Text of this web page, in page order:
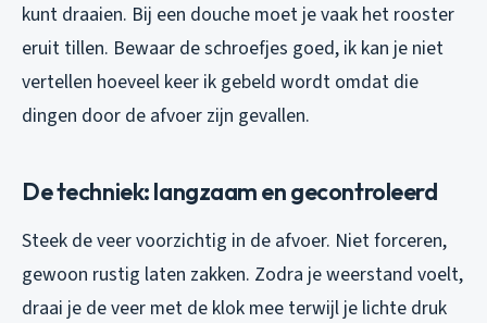
kunt draaien. Bij een douche moet je vaak het rooster
eruit tillen. Bewaar de schroefjes goed, ik kan je niet
vertellen hoeveel keer ik gebeld wordt omdat die
dingen door de afvoer zijn gevallen.
De techniek: langzaam en gecontroleerd
Steek de veer voorzichtig in de afvoer. Niet forceren,
gewoon rustig laten zakken. Zodra je weerstand voelt,
draai je de veer met de klok mee terwijl je lichte druk